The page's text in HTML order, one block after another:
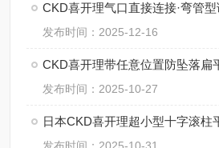
发布时间：2025-12-16
发布时间：2025-10-27